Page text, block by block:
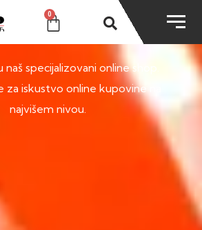
0
SHOP
specijalizovani online shop.
iskustvo online kupovine na
najvišem nivou.